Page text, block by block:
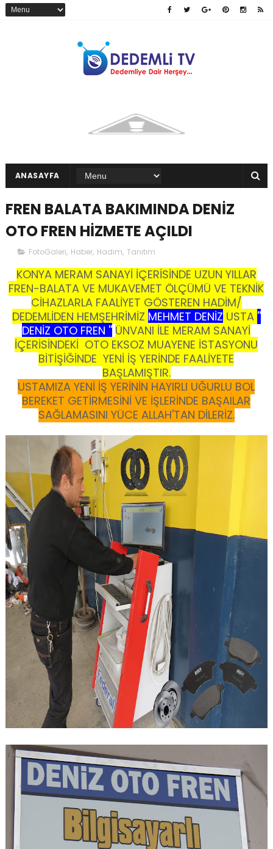
ANASAYFA
FREN BALATA BAKIMINDA DENİZ
OTO FREN HİZMETE AÇILDI
FotoGaleri, Haber, Hadim, Tanıtım
KONYA MERAM SANAYİ İÇERİSİNDE UZUN YILLAR
FREN-BALATA VE MUKAVEMET ÖLÇÜMÜ VE TEKNİK
CİHAZLARLA FAALİYET GÖSTEREN HADİM/
DEDEMLİDEN HEMŞEHRİMİZ MEHMET DENİZ USTA ''
DENİZ OTO FREN '' ÜNVANI İLE MERAM SANAYİ
İÇERİSİNDEKİ OTO EKSOZ MUAYENE İSTASYONU
BİTİŞİĞİNDE YENİ İŞ YERİNDE FAALİYETE
BAŞLAMIŞTIR.
USTAMIZA YENİ İŞ YERİNİN HAYIRLI UĞURLU BOL
BEREKET GETİRMESİNİ VE İŞLERİNDE BAŞAILAR
SAĞLAMASINI YÜCE ALLAH'TAN DİLERİZ.